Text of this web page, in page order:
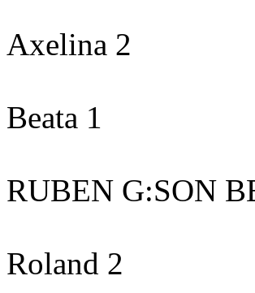
Axelina 2
Beata 1
RUBEN G:SON
Roland 2